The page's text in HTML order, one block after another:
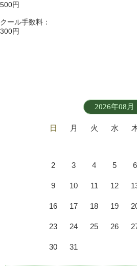
500円
クール手
300円
2026年08月
日 月 火 水
2 3 4 5 6
9 10 11 12
16 17 18 19
23 24 25 26
30 31